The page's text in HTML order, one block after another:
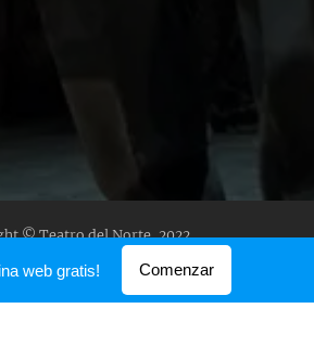
© Teatro del Norte, 2022
conWebnode
web gratis! Comenzar